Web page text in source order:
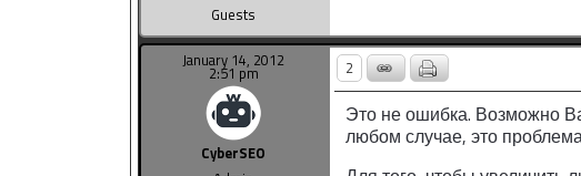
Guests
January 14, 2012
2:51 pm
CyberSEO
2
Это не ошибка. Возможно
любом случае, это